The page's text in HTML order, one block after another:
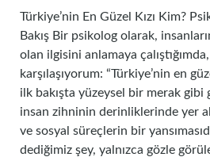
Türkiye’nin En Güzel Kızı Kim?
Bakış Bir psikolog olarak,
olan ilgisini anlamaya
karşılaşıyorum: “Türkiye’nin en
ilk bakışta yüzeysel bir merak gibi
insan zihninin derinliklerinde yer
ve sosyal süreçlerin bir
dediğimiz şey, yalnızca gözle